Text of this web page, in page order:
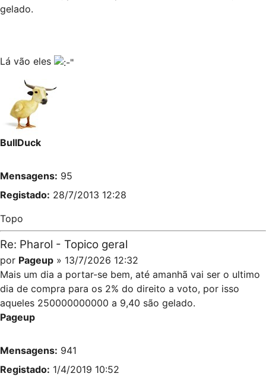
gelado.
Lá vão eles
BullDuck
Mensagens: 95
Registado: 28/7/2013 12:28
Topo
Re: Pharol - Topico geral
por Pageup » 13/7/2026 12:32
Mais um dia a portar-se bem, até amanhã vai ser o ultimo
dia de compra para os 2% do direito a voto, por isso
aqueles 250000000000 a 9,40 são gelado.
Pageup
Mensagens: 941
Registado: 1/4/2019 10:52